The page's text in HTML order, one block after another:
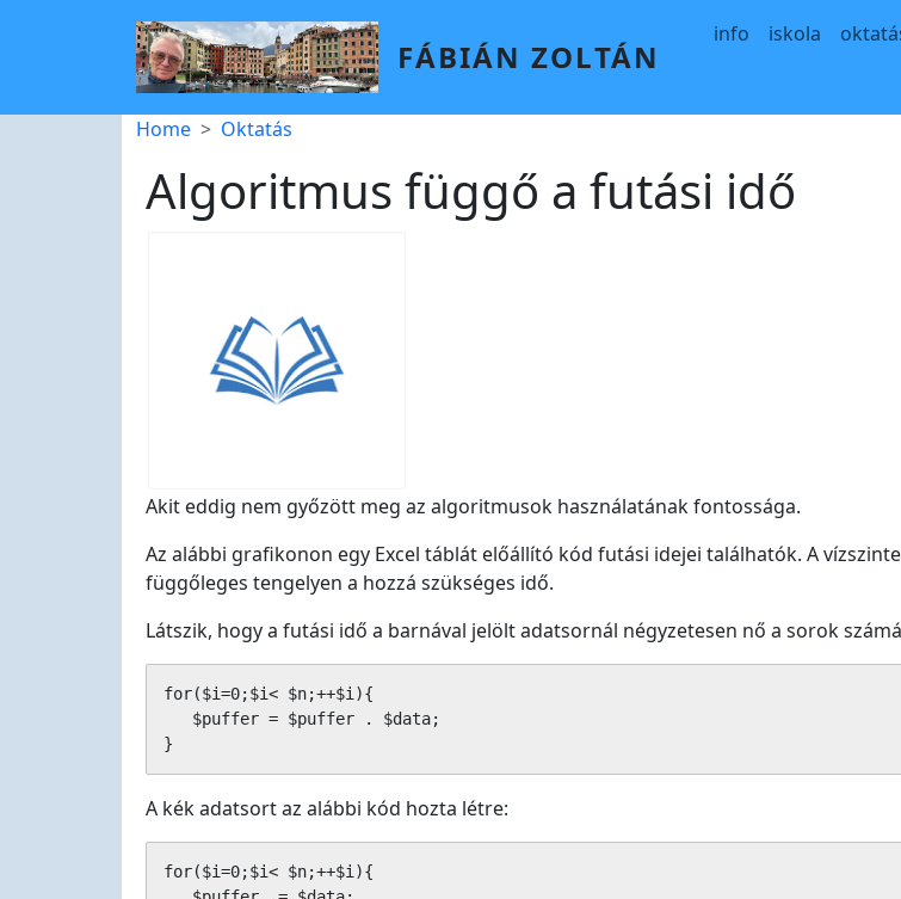
FÁBIÁN ZOLTÁN
Main navigation
info iskola
Breadcrumb
Home Oktatás
Algoritmus függő a futási idő
Akit eddig nem győzött meg az algoritmusok használatának fontossága.
Az alábbi grafikonon egy Excel táblát előállító kód futási idejei találhatók. A
függőleges tengelyen a hozzá szükséges idő.
Látszik, hogy a futási idő a barnával jelölt adatsornál négyzetesen nő a sorok
for($i=0;$i< $n;++$i){
   $puffer = $puffer . $data;
}
A kék adatsort az alábbi kód hozta létre:
for($i=0;$i< $n;++$i){